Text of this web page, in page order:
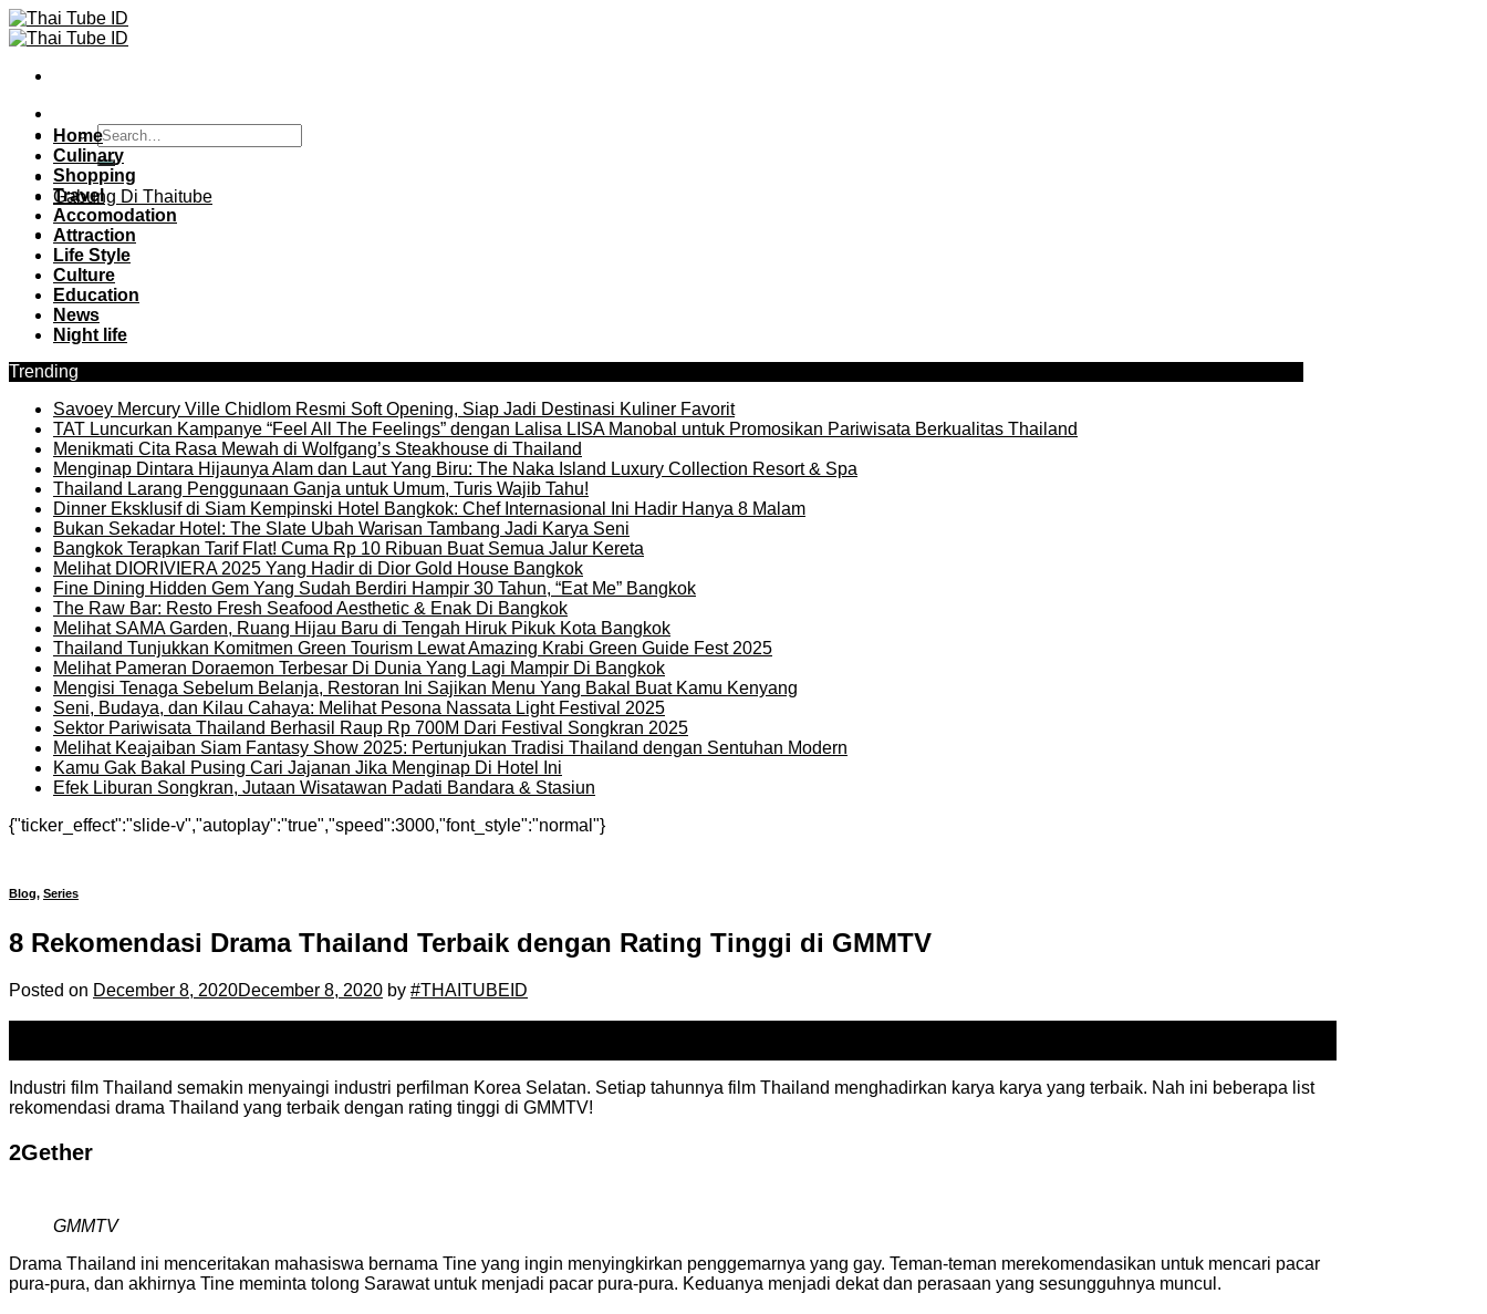
Skip
to
Gabung Di Thaitube
Home
Culinary
Shopping
Travel
Accomodation
Attraction
Life Style
Culture
Education
News
Night life
Trending
Savoey Mercury Ville Chidlom Resmi Soft Opening, Siap Jadi Destinasi Kuliner Favorit
TAT Luncurkan Kampanye “Feel All The Feelings” dengan Lalisa LISA Manobal untuk Promosikan Pariwisata Berkualitas Thailand
Menikmati Cita Rasa Mewah di Wolfgang’s Steakhouse di Thailand
Menginap Dintara Hijaunya Alam dan Laut Yang Biru: The Naka Island Luxury Collection Resort & Spa
Thailand Larang Penggunaan Ganja untuk Umum, Turis Wajib Tahu!
Dinner Eksklusif di Siam Kempinski Hotel Bangkok: Chef Internasional Ini Hadir Hanya 8 Malam
Bukan Sekadar Hotel: The Slate Ubah Warisan Tambang Jadi Karya Seni
Bangkok Terapkan Tarif Flat! Cuma Rp 10 Ribuan Buat Semua Jalur Kereta
Melihat DIORIVIERA 2025 Yang Hadir di Dior Gold House Bangkok
Fine Dining Hidden Gem Yang Sudah Berdiri Hampir 30 Tahun, “Eat Me” Bangkok
The Raw Bar: Resto Fresh Seafood Aesthetic & Enak Di Bangkok
Melihat SAMA Garden, Ruang Hijau Baru di Tengah Hiruk Pikuk Kota Bangkok
Thailand Tunjukkan Komitmen Green Tourism Lewat Amazing Krabi Green Guide Fest 2025
Melihat Pameran Doraemon Terbesar Di Dunia Yang Lagi Mampir Di Bangkok
Mengisi Tenaga Sebelum Belanja, Restoran Ini Sajikan Menu Yang Bakal Buat Kamu Kenyang
Seni, Budaya, dan Kilau Cahaya: Melihat Pesona Nassata Light Festival 2025
Sektor Pariwisata Thailand Berhasil Raup Rp 700M Dari Festival Songkran 2025
Melihat Keajaiban Siam Fantasy Show 2025: Pertunjukan Tradisi Thailand dengan Sentuhan Modern
Kamu Gak Bakal Pusing Cari Jajanan Jika Menginap Di Hotel Ini
Efek Liburan Songkran, Jutaan Wisatawan Padati Bandara & Stasiun
{"ticker_effect":"slide-v","autoplay":"true","speed":3000,"font_style":"normal"}
Blog, Series
8 Rekomendasi Drama Thailand Terbaik dengan Rating Tinggi di GMMTV
Posted on December 8, 2020December 8, 2020 by #THAITUBEID
Industri film Thailand semakin menyaingi industri perfilman Korea Selatan. Setiap tahunnya film Thailand menghadirkan karya karya yang terbaik. Nah ini beberapa list
rekomendasi drama Thailand yang terbaik dengan rating tinggi di GMMTV!
2Gether
GMMTV
Drama Thailand ini menceritakan mahasiswa bernama Tine yang ingin menyingkirkan penggemarnya yang gay. Teman-teman merekomendasikan untuk mencari pacar
pura-pura, dan akhirnya Tine meminta tolong Sarawat untuk menjadi pacar pura-pura. Keduanya menjadi dekat dan perasaan yang sesungguhnya muncul.